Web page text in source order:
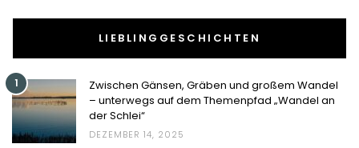
LIEBLINGGESCHICHTEN
1
Zwischen Gänsen, Gräben und großem Wandel
– unterwegs auf dem Themenpfad „Wandel an
der Schlei“
DEZEMBER 14, 2025